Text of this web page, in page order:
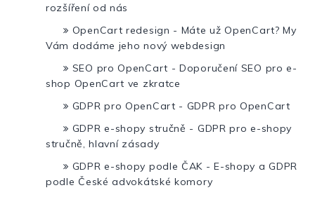
rozšíření od nás
OpenCart redesign - Máte už OpenCart? My
Vám dodáme jeho nový webdesign
SEO pro OpenCart - Doporučení SEO pro e-
shop OpenCart ve zkratce
GDPR pro OpenCart - GDPR pro OpenCart
GDPR e-shopy stručně - GDPR pro e-shopy
stručně, hlavní zásady
GDPR e-shopy podle ČAK - E-shopy a GDPR
podle České advokátské komory